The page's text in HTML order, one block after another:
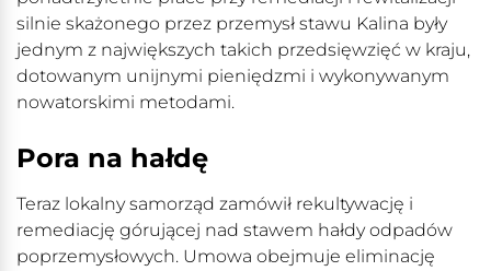
silnie skażonego przez przemysł stawu Kalina były
jednym z największych takich przedsięwzięć w kraju,
dotowanym unijnymi pieniędzmi i wykonywanym
nowatorskimi metodami.
Pora na hałdę
Teraz lokalny samorząd zamówił rekultywację i
remediację górującej nad stawem hałdy odpadów
poprzemysłowych. Umowa obejmuje eliminację